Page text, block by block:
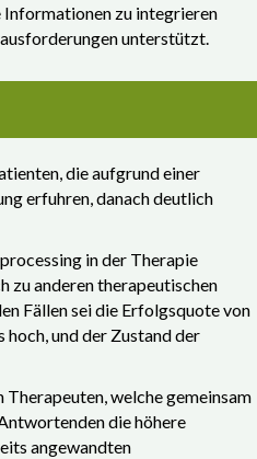
Informationen zu integrieren
unterstützt.
die aufgrund einer
erfuhren, danach deutlich
in der Therapie
zu anderen therapeutischen
Fällen sei die Erfolgsquote von
und der Zustand der
welche gemeinsam
die höhere
angewandten